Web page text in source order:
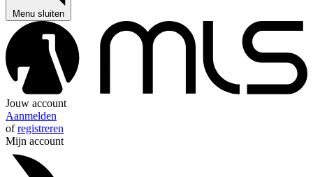
Menu sluiten
Jouw account
Aanmelden
ofregistreren
Mijn account